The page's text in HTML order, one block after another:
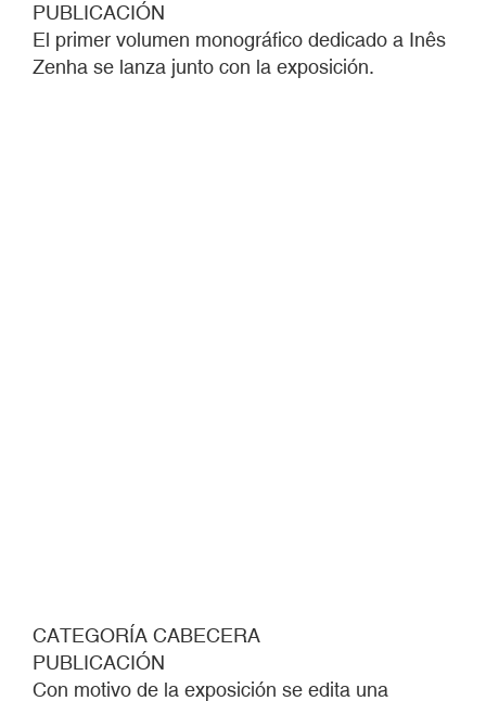
PUBLICACIÓN
El primer volumen monográfico dedicado a Inês
Zenha se lanza junto con la exposición.
CATEGORÍA CABECERA
PUBLICACIÓN
Con motivo de la exposición se edita una